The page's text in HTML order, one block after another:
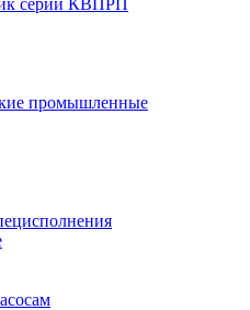
серии КВПРП
промышленные